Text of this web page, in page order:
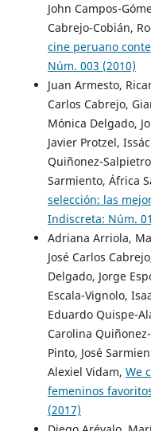
John Campos-
Cabrejo-Cobián,
cine peruano
Núm. 003 (2010)
Juan Armesto,
Carlos Cabrejo,
Mónica Delgado,
Javier Protzel,
Quiñonez-
Sarmiento, África
selección: las
Indiscreta: Núm.
Adriana Arriola,
José Carlos
Delgado, Jorge
Escala-Vignolo,
Eduardo Quispe-
Carolina
Pinto, José
Alexiel Vidam, We
femeninos
(2017)